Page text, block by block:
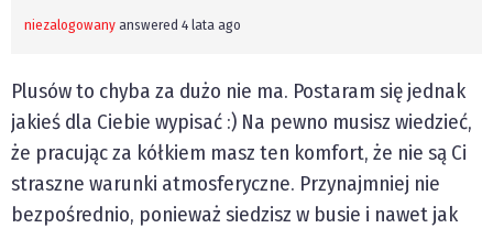
niezalogowany answered 4 lata ago
Plusów to chyba za dużo nie ma. Postaram się jednak
jakieś dla Ciebie wypisać :) Na pewno musisz wiedzieć,
że pracując za kółkiem masz ten komfort, że nie są Ci
straszne warunki atmosferyczne. Przynajmniej nie
bezpośrednio, ponieważ siedzisz w busie i nawet jak